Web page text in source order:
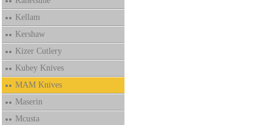
Kellam
Kershaw
Kizer Cutlery
Kubey Knives
MAM Knives
Maserin
Mcusta